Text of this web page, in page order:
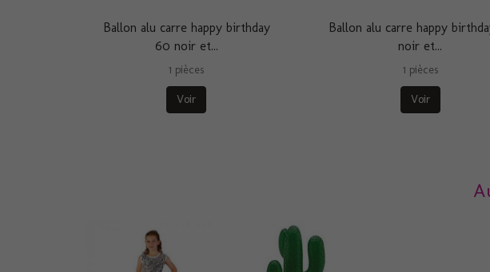
Ballon alu carre happy birthday
60 noir et...
1 pièces
Voir
Ballon alu carre happy
noir et...
1 pièces
Voir